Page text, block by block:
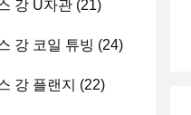
강 U자관 (21)
강 코일 튜빙 (24)
강 플랜지 (22)